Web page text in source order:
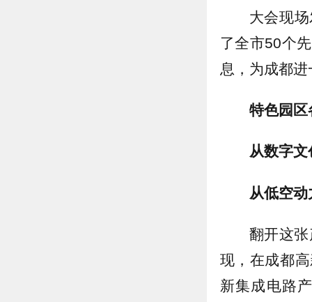
大会现
了全市50个
息，为成都进
特色园区
从数字
从低空
翻开这
现，在成都
新集成电路